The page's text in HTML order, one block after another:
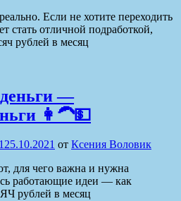
Если не хотите переходить
стать отличной подработкой,
рублей в месяц
—
👩‍🦱💵
25.10.2021 от Ксения Воловик
для чего важна и нужна
работающие идеи — как
рублей в месяц